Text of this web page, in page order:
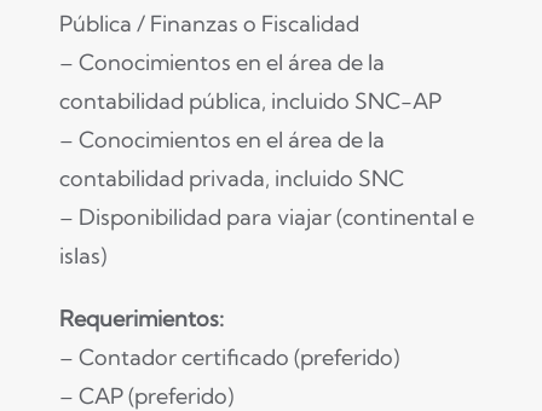
Pública / Finanzas o Fiscalidad
– Conocimientos en el área de la
contabilidad pública, incluido SNC-AP
– Conocimientos en el área de la
contabilidad privada, incluido SNC
– Disponibilidad para viajar (continental e
islas)
Requerimientos:
– Contador certificado (preferido)
– CAP (preferido)